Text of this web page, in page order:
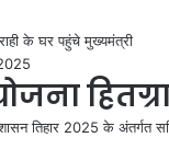
तिहार 2025 के अंतर्गत